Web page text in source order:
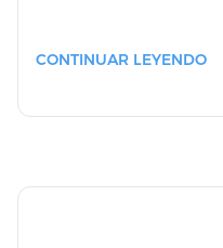
CONTINUAR LEYENDO